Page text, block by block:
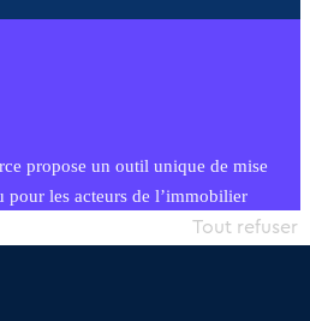
propose un outil unique de mise
les acteurs de l’immobilier
territoriales, simple et intégrant
Tout refuser